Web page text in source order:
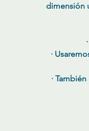
dimensión
·
·